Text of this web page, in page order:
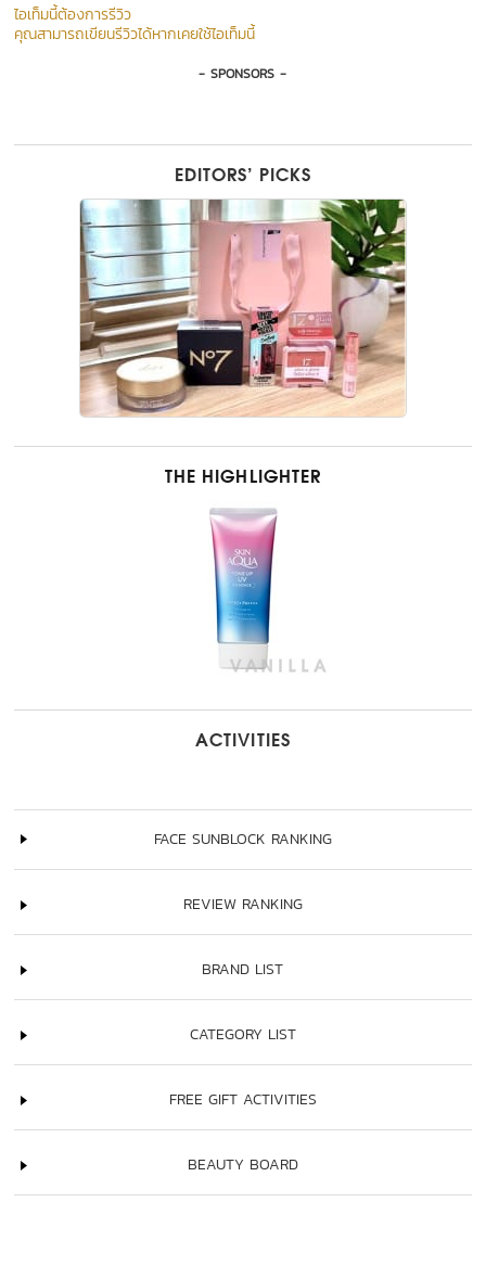
ไอเท็มนี้ต้องการรีวิว
คุณสามารถเขียนรีวิวได้หากเคยใช้ไอเท็มนี้
- SPONSORS -
EDITORS’ PICKS
THE HIGHLIGHTER
ACTIVITIES
FACE SUNBLOCK RANKING
REVIEW RANKING
BRAND LIST
CATEGORY LIST
FREE GIFT ACTIVITIES
BEAUTY BOARD